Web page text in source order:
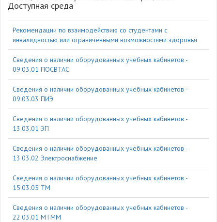
Доступная среда
Рекомендации по взаимодействию со студентами с
инвалидностью или ограниченными возможностями здоровья
Cведения о наличии оборудованных учебных кабинетов -
09.03.01 ПОСВТАС
Cведения о наличии оборудованных учебных кабинетов -
09.03.03 ПИЭ
Cведения о наличии оборудованных учебных кабинетов -
13.03.01 ЭП
Cведения о наличии оборудованных учебных кабинетов -
13.03.02 Электроснабжение
Cведения о наличии оборудованных учебных кабинетов -
15.03.05 ТМ
Cведения о наличии оборудованных учебных кабинетов -
22.03.01 МТММ